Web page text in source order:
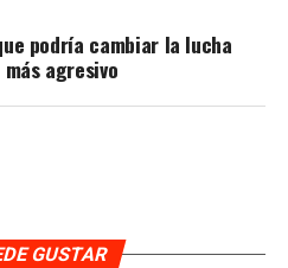
podría cambiar la lucha
agresivo
GUSTAR